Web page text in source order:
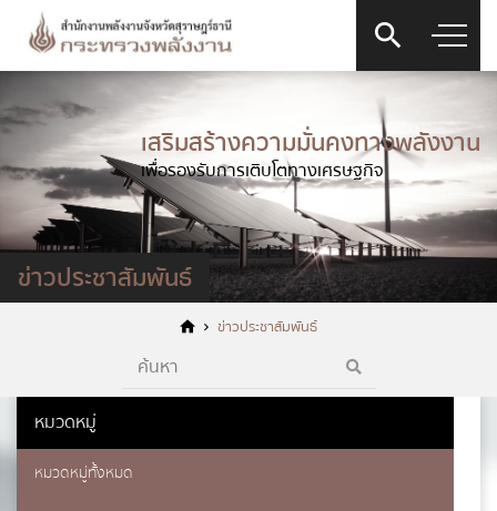
เสริมสร้างความมั่นคงทางพลังงาน
เพื่อรองรับการเติบโตทางเศรษฐกิจ
ข่าวประชาสัมพันธ์
ข่าวประชาสัมพันธ์
หมวดหมู่
หมวดหมู่ทั้งหมด